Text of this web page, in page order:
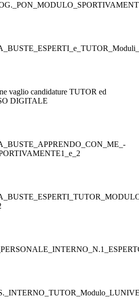
vaglio candidature TUTOR ed
DIGITALE